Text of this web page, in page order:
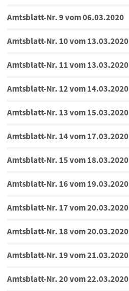
Amtsblatt-Nr. 9 vom 06.03.2020
Amtsblatt-Nr. 10 vom 13.03.2020
Amtsblatt-Nr. 11 vom 13.03.2020
Amtsblatt-Nr. 12 vom 14.03.2020
Amtsblatt-Nr. 13 vom 15.03.2020
Amtsblatt-Nr. 14 vom 17.03.2020
Amtsblatt-Nr. 15 vom 18.03.2020
Amtsblatt-Nr. 16 vom 19.03.2020
Amtsblatt-Nr. 17 vom 20.03.2020
Amtsblatt-Nr. 18 vom 20.03.2020
Amtsblatt-Nr. 19 vom 21.03.2020
Amtsblatt-Nr. 20 vom 22.03.2020